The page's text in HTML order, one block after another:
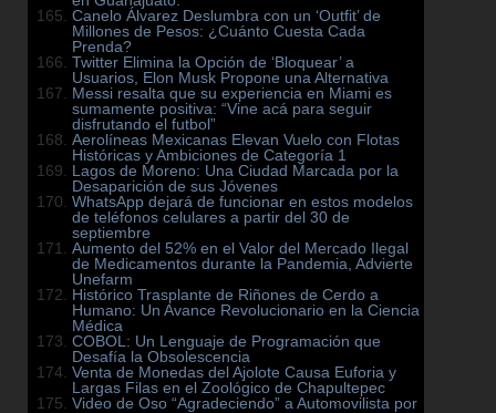
Canelo Álvarez Deslumbra con un ‘Outfit’ de
Millones de Pesos: ¿Cuánto Cuesta Cada
Prenda?
Twitter Elimina la Opción de ‘Bloquear’ a
Usuarios, Elon Musk Propone una Alternativa
Messi resalta que su experiencia en Miami es
sumamente positiva: “Vine acá para seguir
disfrutando el futbol”
Aerolíneas Mexicanas Elevan Vuelo con Flotas
Históricas y Ambiciones de Categoría 1
Lagos de Moreno: Una Ciudad Marcada por la
Desaparición de sus Jóvenes
WhatsApp dejará de funcionar en estos modelos
de teléfonos celulares a partir del 30 de
septiembre
Aumento del 52% en el Valor del Mercado Ilegal
de Medicamentos durante la Pandemia, Advierte
Unefarm
Histórico Trasplante de Riñones de Cerdo a
Humano: Un Avance Revolucionario en la Ciencia
Médica
COBOL: Un Lenguaje de Programación que
Desafía la Obsolescencia
Venta de Monedas del Ajolote Causa Euforia y
Largas Filas en el Zoológico de Chapultepec
Video de Oso “Agradeciendo” a Automovilista por